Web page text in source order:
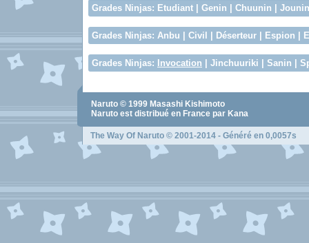
Grades Ninjas: Etudiant Genin Chuunin Jounin
Grades Ninjas: Anbu Civil Déserteur Espion
Grades Ninjas: Invocation Jinchuuriki Sanin
Naruto © 1999 Masashi Kishimoto
Naruto est distribué en France par Kana
The Way Of Naruto © 2001-2014 - Généré en 0,0057s